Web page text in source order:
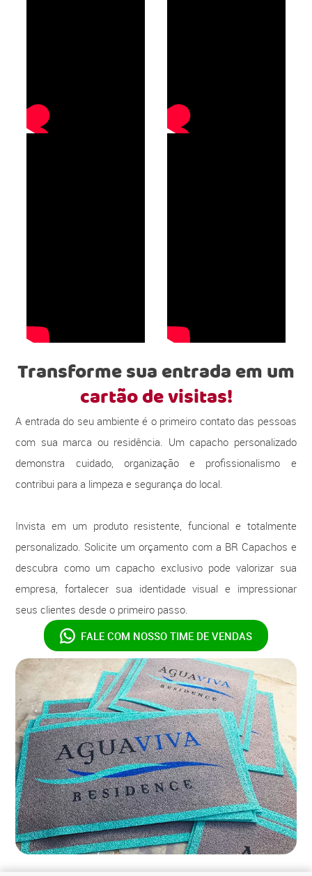
Transforme sua entrada em um
cartão de visitas!
A entrada do seu ambiente é o primeiro contato das pessoas
com sua marca ou residência. Um capacho personalizado
demonstra cuidado, organização e profissionalismo e
contribui para a limpeza e segurança do local.
Invista em um produto resistente, funcional e totalmente
personalizado. Solicite um orçamento com a BR Capachos e
descubra como um capacho exclusivo pode valorizar sua
empresa, fortalecer sua identidade visual e impressionar
seus clientes desde o primeiro passo.
FALE COM NOSSO TIME DE VENDAS